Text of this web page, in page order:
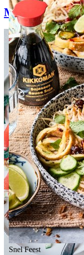
SnelFeest
Makkelijke bbq